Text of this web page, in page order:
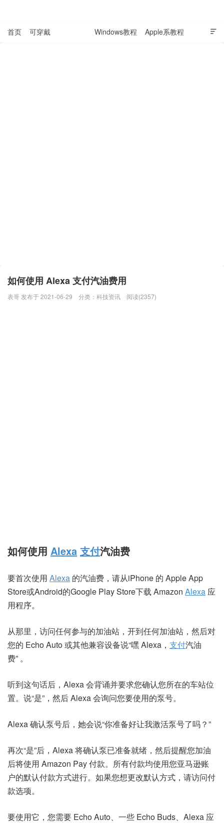

首页 可穿戴 Windows教程 Apple系教程
如何使用 Alexa 支付汽油费用
表哥 发布于 2021-06-29 分类： 科技资讯 阅读(2357)
如何使用 Alexa 支付汽油费
要首次使用 Alexa 的汽油费，请从iPhone 的 Apple App
Store或Android的Google Play Store下载 Amazon Alexa 应
用程序。
从那里，访问任何参与的加油站，开到任何加油站，然后对
您的 Echo Auto 或其他兼容设备说“嘿 Alexa， 支付汽油
费” 。
听到这句话后，Alexa 会背诵并要求您确认您所在的车站位
置。说“是”，然后 Alexa 会询问您要使用的泵号。
Alexa 确认泵号后，她会说“你准备好让我激活泵号了吗？”
再次“是”后，Alexa 将确认泵已准备就绪，然后提醒您加油
后将使用 Amazon Pay 付款。所有付款均使用您亚马逊账
户的默认付款方式进行。如果您想更改默认方式，请访问付
款选项。
要使用它，您需要 Echo Auto、一些 Echo Buds、Alexa 应